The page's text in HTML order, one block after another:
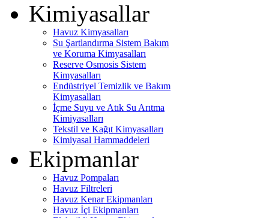
Kimiyasallar
Havuz Kimyasalları
Su Şartlandırma Sistem Bakım
ve Koruma Kimyasalları
Reserve Osmosis Sistem
Kimyasalları
Endüstriyel Temizlik ve Bakım
Kimyasalları
İçme Suyu ve Atık Su Arıtma
Kimiyasalları
Tekstil ve Kağıt Kimyasalları
Kimiyasal Hammaddeleri
Ekipmanlar
Havuz Pompaları
Havuz Filtreleri
Havuz Kenar Ekipmanları
Havuz İçi Ekipmanları